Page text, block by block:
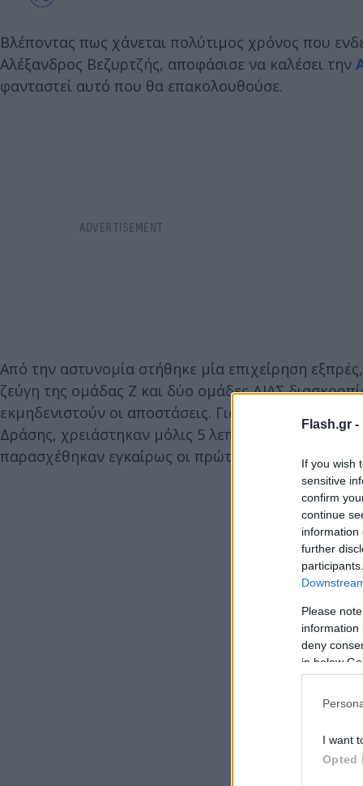
Flash.gr -
If you wish
sensitive
confirm
continue
information
further
Please
information
deny
in below
I want
Opted
Βλέποντας πως χάνεται πολύτιμος χρόνος που
Αλέξανδρος Βεζυρτζής, αποφάσισε να καλέσει την
φανταστεί αυτό που θα επακολουθούσε.
Από την αστυνομία στήθηκε μία επιχείρηση
ζεύγη της ομάδας Ζ και δύο ομάδες ΔΙΑΣ
εκμηδενιστούν οι αποστάσεις. Για μια απόσταση
Δράσης, χρειάστηκαν μόλις 5 λεπτά για να
παρασχέθηκαν εγκαίρως οι πρώτες βοήθειες και